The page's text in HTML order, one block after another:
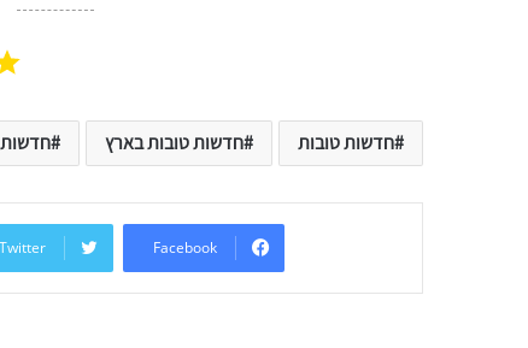
חדשות טובות חדשות טובות בארץ חדשות
Facebook
Twitter